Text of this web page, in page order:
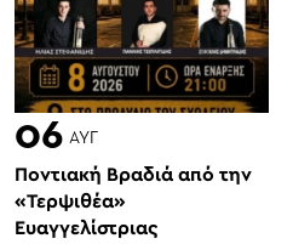
06 ΑΥΓ
Ποντιακή Βραδιά από την
«Τερψιθέα»
Ευαγγελίστριας